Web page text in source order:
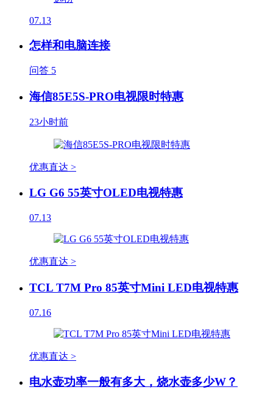
07.13
怎样和电脑连接
问答 5
海信85E5S-PRO电视限时特惠
23小时前
优惠直达 >
LG G6 55英寸OLED电视特惠
07.13
优惠直达 >
TCL T7M Pro 85英寸Mini LED电视特惠
07.16
优惠直达 >
电水壶功率一般有多大，烧水壶多少W？